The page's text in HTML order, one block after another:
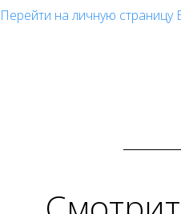
Перейти на личную